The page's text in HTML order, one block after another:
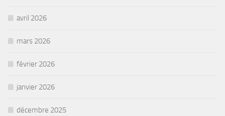
avril 2026
mars 2026
février 2026
janvier 2026
décembre 2025